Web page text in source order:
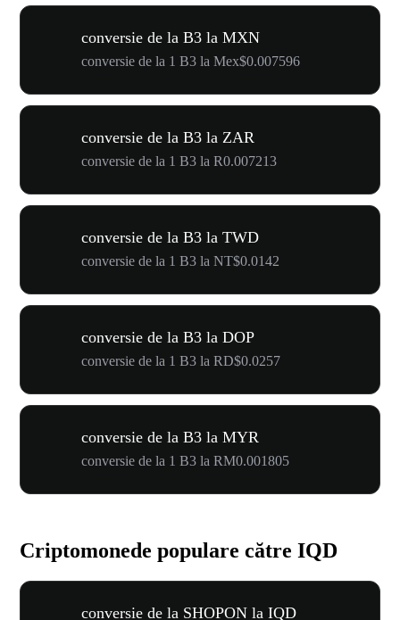
conversie de la B3 la MXN
conversie de la 1 B3 la Mex$0.007596
conversie de la B3 la ZAR
conversie de la 1 B3 la R0.007213
conversie de la B3 la TWD
conversie de la 1 B3 la NT$0.0142
conversie de la B3 la DOP
conversie de la 1 B3 la RD$0.0257
conversie de la B3 la MYR
conversie de la 1 B3 la RM0.001805
Criptomonede populare către IQD
conversie de la SHOPON la IQD